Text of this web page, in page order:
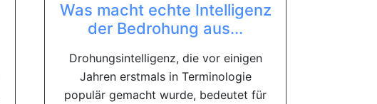
Was macht echte Intelligenz
der Bedrohung aus...
Drohungsintelligenz, die vor einigen
Jahren erstmals in Terminologie
populär gemacht wurde, bedeutet für